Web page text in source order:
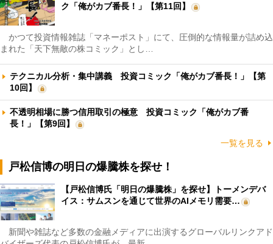
ク「俺がカブ番長！」【第11回】
かつて投資情報雑誌「マネーポスト」にて、圧倒的な情報量が詰め込
まれた「天下無敵の株コミック」とし…
テクニカル分析・集中講義 投資コミック「俺がカブ番長！」【第
10回】
不透明相場に勝つ信用取引の極意 投資コミック「俺がカブ番
長！」【第9回】
一覧を見る
戸松信博の明日の爆騰株を探せ！
【戸松信博氏「明日の爆騰株」を探せ】トーメンデバ
イス：サムスンを通じて世界のAIメモリ需要…
新聞や雑誌など多数の金融メディアに出演するグローバルリンクアド